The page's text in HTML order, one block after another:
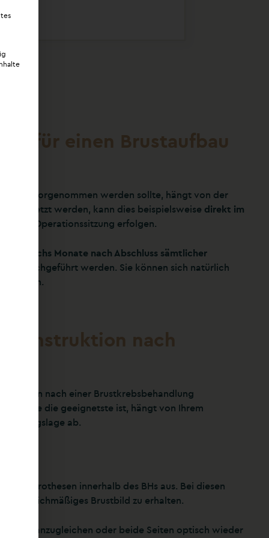
für einen Brustaufbau
vorgenommen werden sollte, hängt von der
werden, kann dies beispielsweise direkt im
Operationssitzung erfolgen.
sechs Monate nach Abschluss sämtlicher
durchgeführt werden. Sie können sich natürlich
nach
Frauen nach einer Brustkrebsbehandlung
für Sie die geeignetste ist, hängt von Ihrem
ab.
innerhalb des BHs aus. Bei diesen
ein gleichmäßiges Brustbild zu erhalten.
anzugleichen oder beide Seiten optisch wieder